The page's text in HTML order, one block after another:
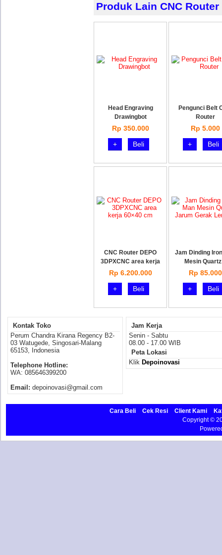
Produk Lain CNC Router
Head Engraving
Drawingbot
Rp 350.000
+
Beli
Pengunci Belt
Router
Rp 5.000
+
Beli
CNC Router DEPO
3DPXCNC area kerja
Rp 6.200.000
+
Beli
Jam Dinding
Mesin
Rp 85.000
+
Beli
Kontak Toko
Perum Chandra Kirana Regency B2-
03 Watugede, Singosari-Malang
65153, Indonesia
Telephone Hotline:
WA: 085646399200
Email: depoinovasi@gmail.com
Jam Kerja
Senin - Sabtu
08.00 - 17.00 WIB
Peta Lokasi
Klik Depoinovasi
Cara Beli Cek Resi Client Kami
Copyright ©